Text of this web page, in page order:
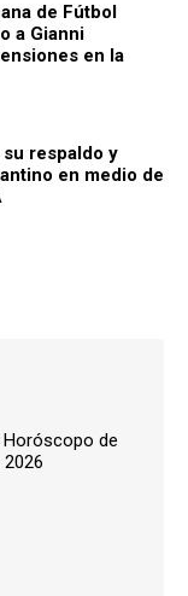
de Fútbol
a Gianni
en la
respaldo y
en medio de
Horóscopo de